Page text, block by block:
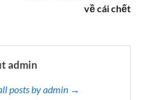
về cái chết
admin
posts by admin →